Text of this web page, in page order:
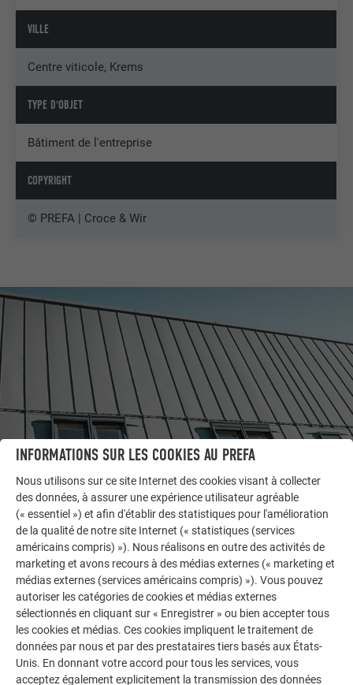
VILLE
Centre viticole, Krems
TYPE D'OBJET
Bâtiment de l'entreprise
COPYRIGHT
© PREFA | Croce & Wir
LAISSEZ-VOUS INSPIRER
AUTRES BÂTIMENTS
La galerie de références PREFA démontre la
polyvalence de l’aluminium. Découvrez d’autres projets
impressionnants avec les solutions en aluminium
durables de PREFA pour toitures, systèmes solaires et
façades.
VOIR DAVANTAGE DE RÉFÉRENCES
INFORMATIONS SUR LES COOKIES AU PREFA
Nous utilisons sur ce site Internet des cookies visant à collecter
des données, à assurer une expérience utilisateur agréable
(« essentiel ») et afin d'établir des statistiques pour l'amélioration
de la qualité de notre site Internet (« statistiques (services
américains compris) »). Nous réalisons en outre des activités de
marketing et avons recours à des médias externes (« marketing et
médias externes (services américains compris) »). Vous pouvez
autoriser les catégories de cookies et médias externes
sélectionnés en cliquant sur « Enregistrer » ou bien accepter tous
les cookies et médias. Ces cookies impliquent le traitement de
données par nous et par des prestataires tiers basés aux États-
Unis. En donnant votre accord pour tous les services, vous
acceptez également explicitement la transmission des données